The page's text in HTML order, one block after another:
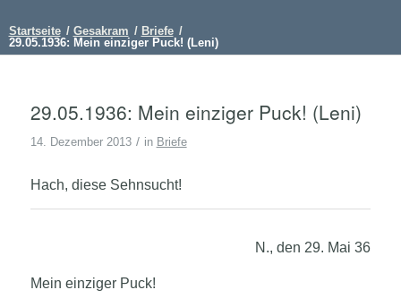
Startseite / Gesakram / Briefe /
29.05.1936: Mein einziger Puck! (Leni)
29.05.1936: Mein einziger Puck! (Leni)
14. Dezember 2013 / in Briefe
Hach, diese Sehnsucht!
N., den 29. Mai 36
Mein einziger Puck!